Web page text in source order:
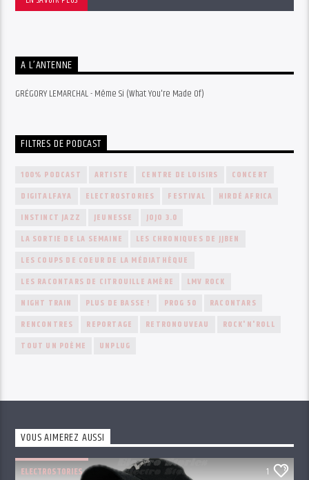
A L’ANTENNE
GRÉGORY LEMARCHAL - Même Si (What You're Made Of)
FILTRES DE PODCAST
100% PODCAST ARTISTE CENTRE DE LOISIRS
CONCERT
DIGITALFAYA
ELECTROSTORIES FESTIVAL
HIRDÉ AFRICA
INSTINCT JAZZ
JEUNESSE
JOJO 3.0
LA SORTIE DE LA SEMAINE
LES CHRONIQUES DE JJBEN
LES COUPS DE COEUR DE LA MÉDIATHÈQUE
LES RACONTARS DE CITROUILLE AMÈRE
LMV ROCK
NIGHT TRAIN
PLUS DE BASSE ! PROG 50
RACONTARS
RENCONTRES
REPORTAGE RETRONOUVEAU
ROCK'N'ROLL
TOUT UN POÈME
UNPLUG
VOUS AIMEREZ AUSSI
ELECTROSTORIES 1